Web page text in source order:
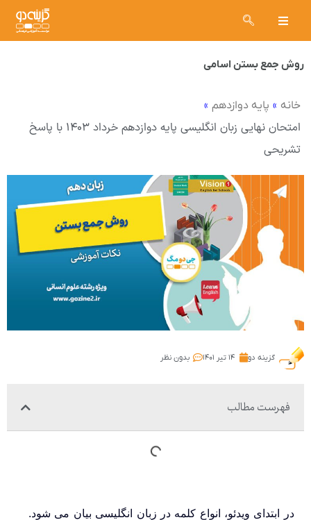
روش جمع بستن اسامی
خانه » پایه دوازدهم »
امتحان نهایی زبان انگلیسی پایه دوازدهم خرداد ۱۴۰۳ با پاسخ
تشریحی
گزینه دو ۱۴ تیر ۱۴۰۱ بدون نظر
فهرست مطالب
در ابتدای ویدئو، انواع کلمه در زبان انگلیسی بیان می شود.